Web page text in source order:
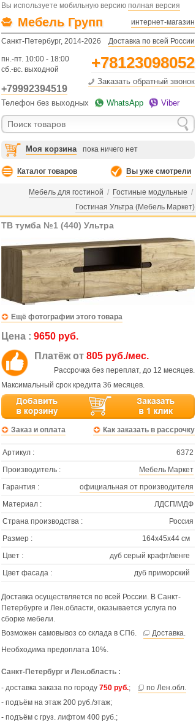
Вы используете мобильную версию полная версия
Мебель Групп интернет-магазин
Санкт-Петербург, 2014-2026 Доставка по всей России
пн.-пт. 10:00 - 18:00
сб.-вс. выходной
+78123098052
+79992394519
Заказать обратный звонок
Телефон без выходных WhatsApp Viber
Моя корзина пока ничего нет
Каталог товаров Вы уже смотрели
Мебель для гостиной / Гостиные модульные /
Гостиная Ультра (Мебель Маркет)
ТВ тумба №1 (440) Ультра
Ещё фотографии этого товара
Цена : 9650 руб.
Платёж от 805 руб./мес.
Рассрочка без переплат, до 12 месяцев.
Максимальный срок кредита 36 месяцев.
Заказ и оплата Как заказать в рассрочку
Артикул :
6372
Производитель :
Мебель Маркет
Гарантия :
официальная от производителя
Материал :
ЛДСП/МДФ
Страна производства :
Россия
Размер :
164х45х44 см
Цвет :
дуб серый крафт/венге
Цвет фасада :
дуб приморский
Доставка осуществляется по всей России. В Санкт-
Петербурге и Лен.области, оказывается услуга по
сборке мебели.
Возможен самовывоз со склада в СПб.
Доставка.
Необходима предоплата 10%.
Санкт-Петербург и Лен.область :
- доставка заказа по городу 750 руб.;
по Лен.обл.
- подъём на этаж 200 руб./этаж;
- подъём с груз. лифтом 400 руб.;